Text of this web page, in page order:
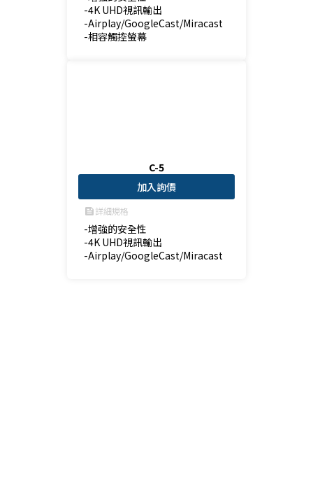
-4K UHD視訊輸出
-Airplay/GoogleCast/Miracast
-相容觸控螢幕
C-5
加入詢價
feed詳細規格
-增強的安全性
-4K UHD視訊輸出
-Airplay/GoogleCast/Miracast